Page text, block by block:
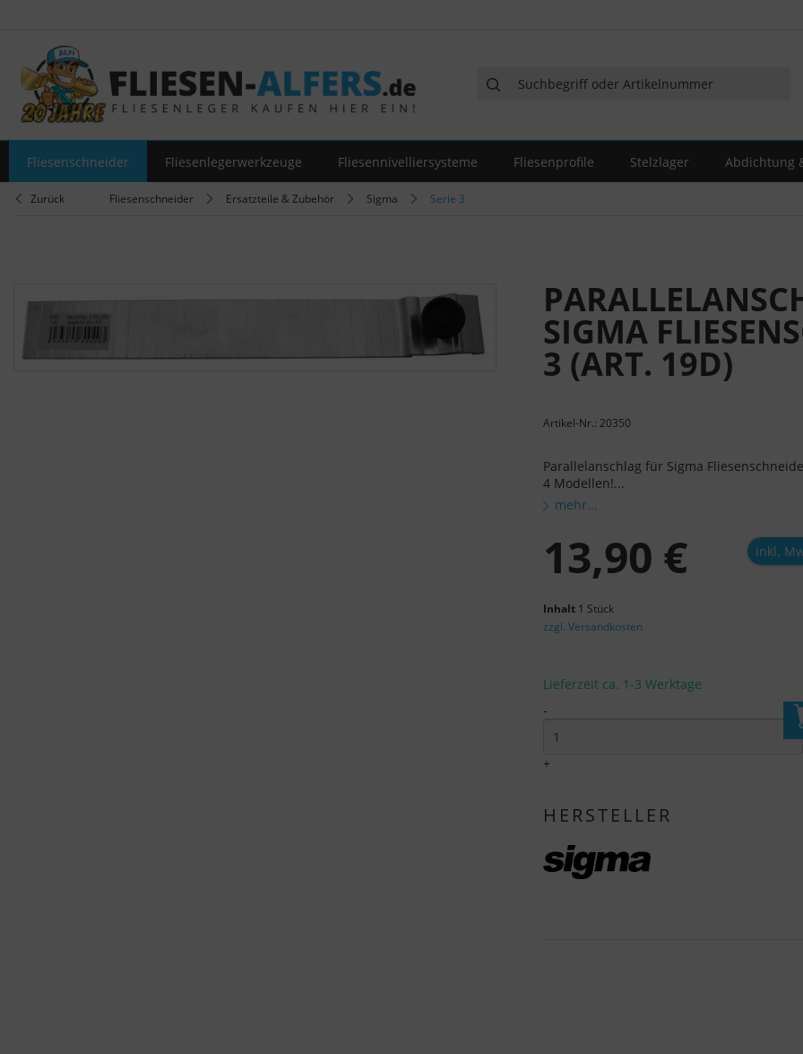
Fliesenschneider Fliesenlegerwerkzeuge Fliesennivelliersysteme Fliesenprofile Stelzlager Abdichtung
Zurück Fliesenschneider Ersatzteile & Zubehör Sigma Serie 3
SIGMA
3 (ART. 19D)
Artikel-Nr.: 20350
Parallelanschlag für Sigma
4 Modellen!...
mehr...
13,90 € inkl.
Inhalt 1 Stück
zzgl. Versandkosten
Lieferzeit ca. 1-3 Werktage
-
+
HERSTELLER